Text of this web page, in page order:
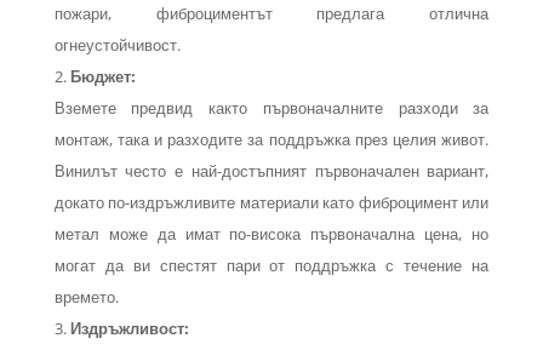
пожари, фиброциментът предлага отлична
огнеустойчивост.
Бюджет:
Вземете предвид както първоначалните разходи за
монтаж, така и разходите за поддръжка през целия живот.
Винилът често е най-достъпният първоначален вариант,
докато по-издръжливите материали като фиброцимент или
метал може да имат по-висока първоначална цена, но
могат да ви спестят пари от поддръжка с течение на
времето.
Издръжливост: